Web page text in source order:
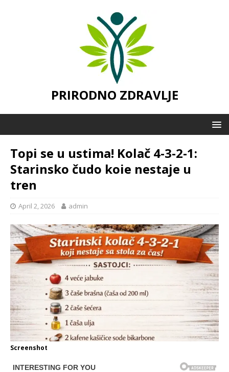
PRIRODNO ZDRAVLJE
Topi se u ustima! Kolač 4-3-2-1:
Starinsko čudo koie nestaje u
tren
April 2, 2026 admin
Screenshot